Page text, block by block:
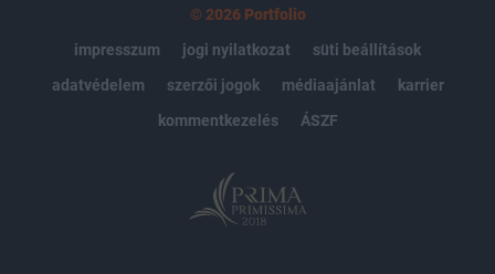
© 2026 Portfolio
impresszum
jogi nyilatkozat
süti beállítások
adatvédelem
szerzői jogok médiaajánlat
karrier
kommentkezelés
ÁSZF